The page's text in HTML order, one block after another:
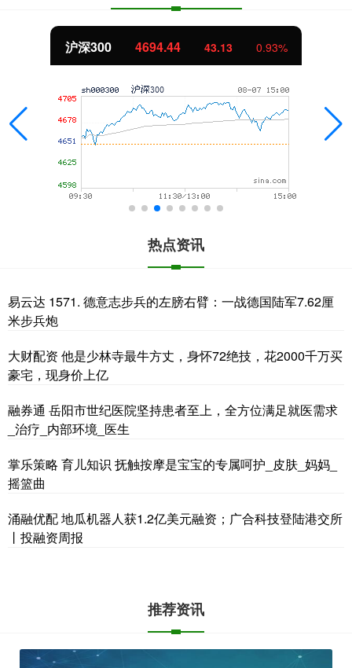
沪深300 4694.44 43.13 0.93%
热点资讯
易云达 1571. 德意志步兵的左膀右臂：一战德国陆军7.62厘
米步兵炮
大财配资 他是少林寺最牛方丈，身怀72绝技，花2000千万买
豪宅，现身价上亿
融券通 岳阳市世纪医院坚持患者至上，全方位满足就医需求
_治疗_内部环境_医生
掌乐策略 育儿知识 抚触按摩是宝宝的专属呵护_皮肤_妈妈_
摇篮曲
涌融优配 地瓜机器人获1.2亿美元融资；广合科技登陆港交所
丨投融资周报
推荐资讯